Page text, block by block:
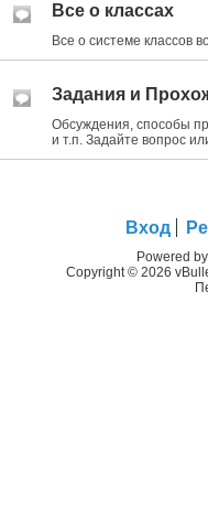
Все о классах
Все о системе классов
Задания и
Обсуждения, способы
и т.п. Задайте вопрос
Вход
Powered by
Copyright © 2026